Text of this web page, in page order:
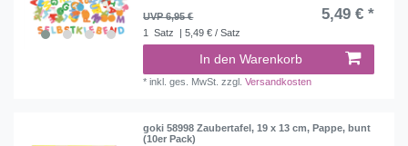
UVP 6,95 € 5,49 € *
1 Satz | 5,49 € / Satz
In den Warenkorb
*inkl. ges. MwSt. zzgl.Versandkosten
goki 58998 Zaubertafel, 19 x 13 cm, Pappe, bunt
(10er Pack)